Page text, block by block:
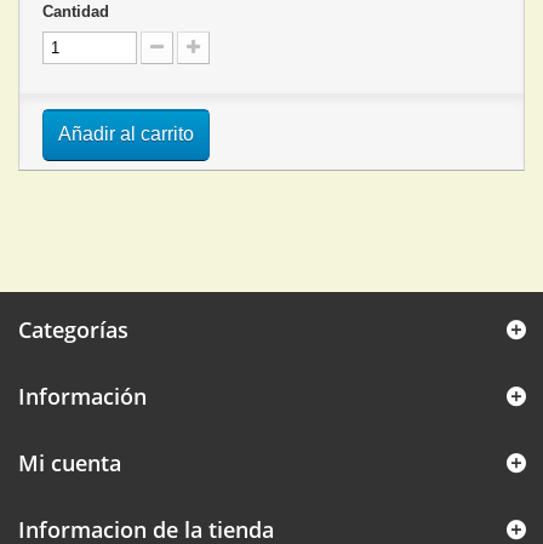
Cantidad
Añadir al carrito
Categorías
Información
Mi cuenta
Informacion de la tienda